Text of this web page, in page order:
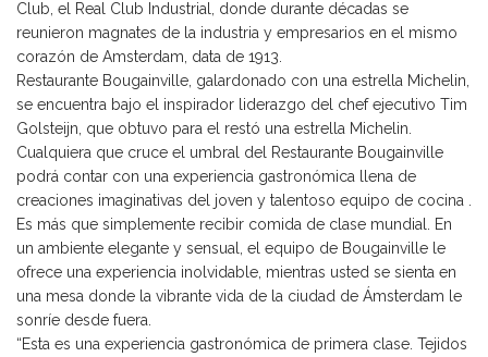
Club, el Real Club Industrial, donde durante décadas se
reunieron magnates de la industria y empresarios en el mismo
corazón de Amsterdam, data de 1913.
Restaurante Bougainville, galardonado con una estrella Michelin,
se encuentra bajo el inspirador liderazgo del chef ejecutivo Tim
Golsteijn, que obtuvo para el restó una estrella Michelin.
Cualquiera que cruce el umbral del Restaurante Bougainville
podrá contar con una experiencia gastronómica llena de
creaciones imaginativas del joven y talentoso equipo de cocina .
Es más que simplemente recibir comida de clase mundial. En
un ambiente elegante y sensual, el equipo de Bougainville le
ofrece una experiencia inolvidable, mientras usted se sienta en
una mesa donde la vibrante vida de la ciudad de Ámsterdam le
sonríe desde fuera.
“Esta es una experiencia gastronómica de primera clase. Tejidos